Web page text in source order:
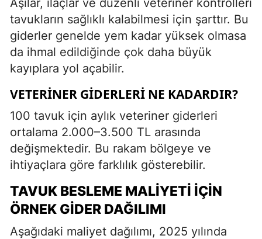
Aşılar, ilaçlar ve düzenli veteriner kontrolleri
tavukların sağlıklı kalabilmesi için şarttır. Bu
giderler genelde yem kadar yüksek olmasa
da ihmal edildiğinde çok daha büyük
kayıplara yol açabilir.
VETERINER GIDERLERI NE KADARDIR?
100 tavuk için aylık veteriner giderleri
ortalama 2.000–3.500 TL arasında
değişmektedir. Bu rakam bölgeye ve
ihtiyaçlara göre farklılık gösterebilir.
TAVUK BESLEME MALIYETI İÇIN
ÖRNEK GIDER DAĞILIMI
Aşağıdaki maliyet dağılımı, 2025 yılında